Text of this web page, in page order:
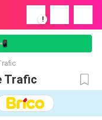
!
Trafic